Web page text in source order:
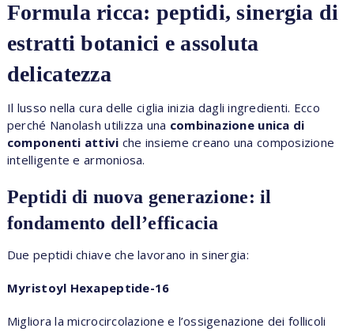
Formula ricca: peptidi, sinergia di
estratti botanici e assoluta
delicatezza
Il lusso nella cura delle ciglia inizia dagli ingredienti. Ecco
perché Nanolash utilizza una combinazione unica di
componenti attivi che insieme creano una composizione
intelligente e armoniosa.
Peptidi di nuova generazione: il
fondamento dell’efficacia
Due peptidi chiave che lavorano in sinergia:
Myristoyl Hexapeptide-16
Migliora la microcircolazione e l’ossigenazione dei follicoli